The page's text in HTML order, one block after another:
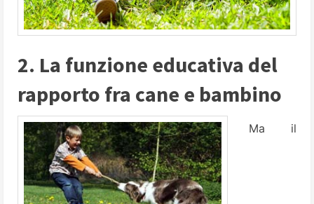
2. La funzione educativa del
rapporto fra cane e bambino
Ma il